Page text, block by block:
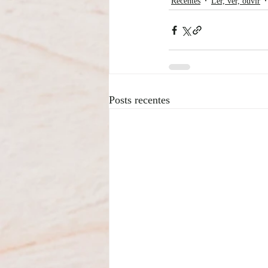
Posts recentes